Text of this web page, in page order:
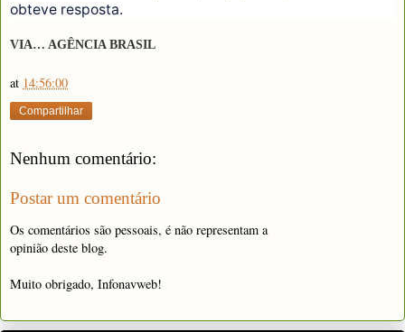
obteve resposta.
VIA… AGÊNCIA BRASIL
at 14:56:00
Compartilhar
Nenhum comentário:
Postar um comentário
Os comentários são pessoais, é não representam a
opinião deste blog.
Muito obrigado, Infonavweb!